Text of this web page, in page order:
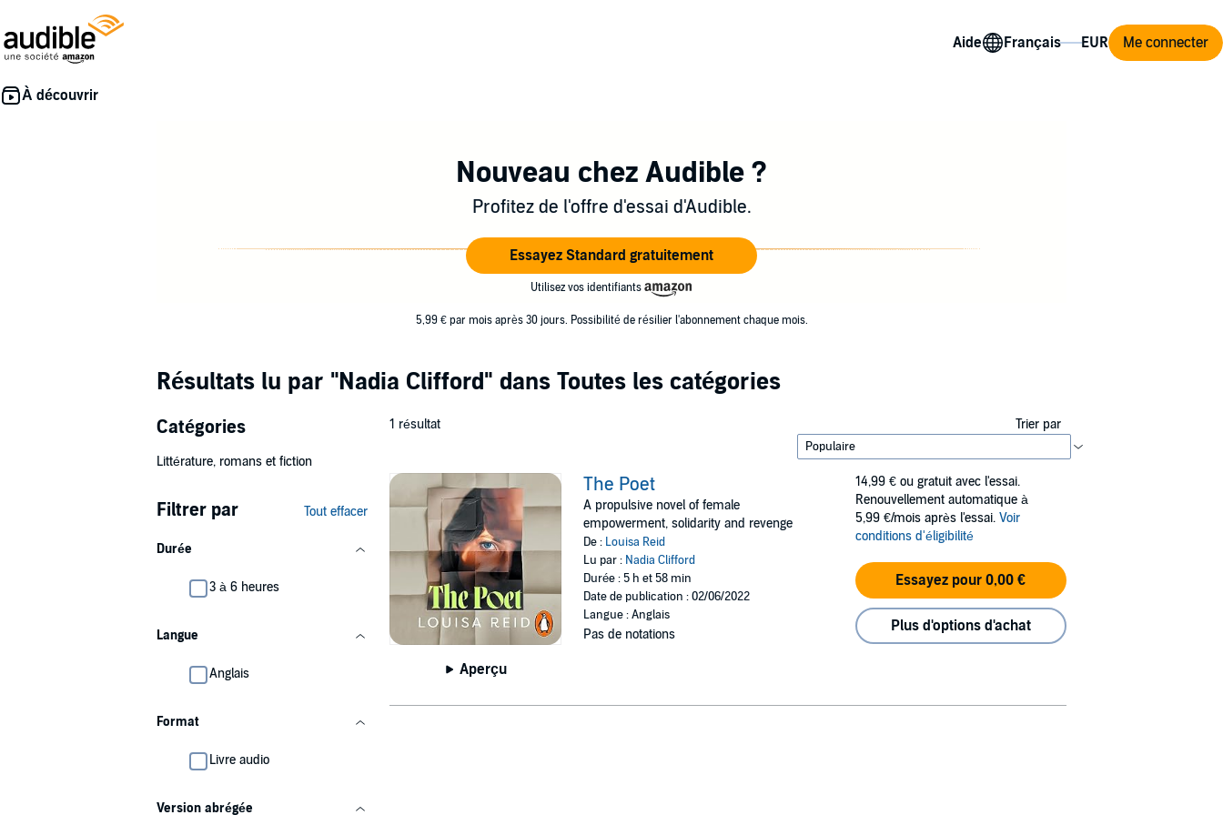
Aide Me connecter
Nouveau chez Audible ?
Profitez de l'offre d'essai d'Audible.
Essayez Standard gratuitement
Utilisez vos identifiants
5,99 € par mois après 30 jours. Possibilité de résilier l'abonnement chaque mois.
Résultats lu par "Nadia Clifford" dans Toutes les catégories
Catégories
Littérature, romans et fiction
Filtrer par Tout effacer
Durée
3 à 6 heures
Langue
Anglais
Format
Livre audio
Version abrégée
1 résultat Trier par
Aperçu
The Poet
A propulsive novel of female
empowerment, solidarity and revenge
De : Louisa Reid
Lu par : Nadia Clifford
Durée : 5 h et 58 min
Date de publication : 02/06/2022
Langue : Anglais
Pas de notations
14,99 € ou gratuit avec l'essai.
Renouvellement automatique à
5,99 €/mois après l'essai. Voir
conditions d'éligibilité
Essayez pour 0,00 €
Plus d'options d'achat